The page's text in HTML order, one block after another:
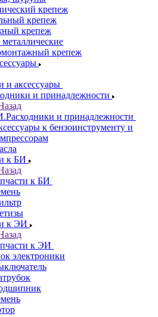
крепеж
крепеж
крепеж
крепеж
и аксессуары
и принадлежности
и принадлежности
к бензоинструменту и
к БИ
к БИ
к ЭИ
к ЭИ
электроники